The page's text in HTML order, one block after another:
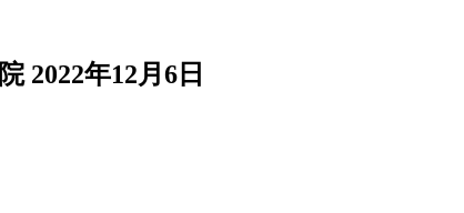
2022年12月6日